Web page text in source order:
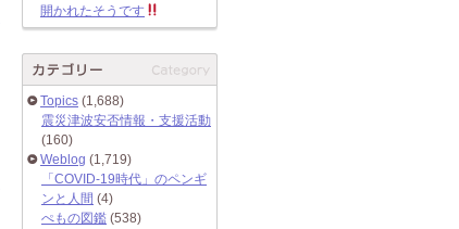
開かれたそうです
Topics (1,688)
震災津波安否情報・支援活動
(160)
Weblog (1,719)
「COVID-19時代」のペンギ
ンと人間 (4)
ぺもの図鑑 (538)